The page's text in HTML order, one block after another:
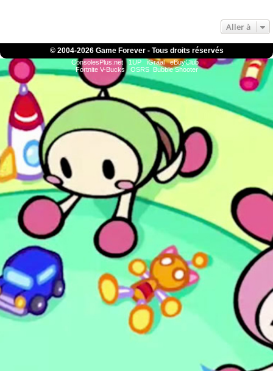
Aller à
© 2004-2026 Game Forever - Tous droits réservés
ConsolesPlus.net 1UP iGraal
eBuyClub
Fortnite V-Bucks
OSRS Bubble Shooter